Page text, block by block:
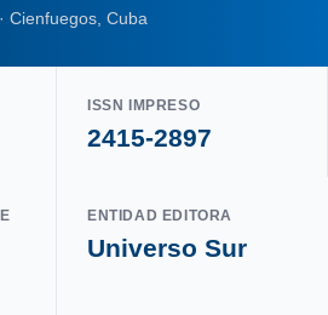
Cienfuegos, Cuba
ISSN IMPRESO
2415-2897
ENTIDAD EDITORA
Universo Sur